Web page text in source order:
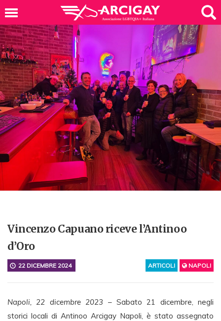
Vincenzo Capuano riceve l’Antinoo
d’Oro
ARTICOLI NAPOLI
22 DICEMBRE 2024
Napoli, 22 dicembre 2023 – Sabato 21 dicembre, negli
storici locali di Antinoo Arcigay Napoli, è stato assegnato